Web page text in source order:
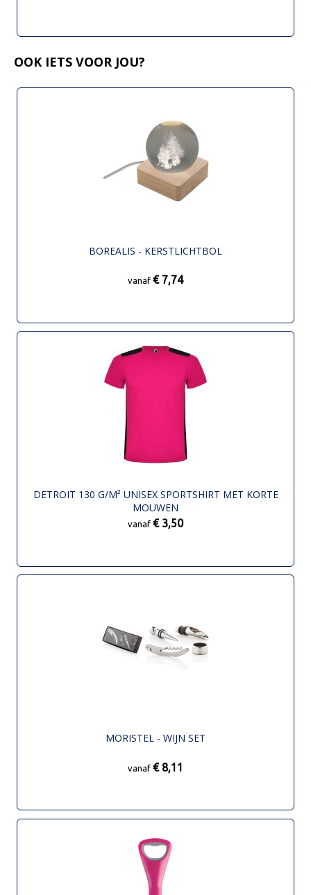
OOK IETS VOOR JOU?
BOREALIS - KERSTLICHTBOL
vanaf € 7,74
DETROIT 130 G/M² UNISEX SPORTSHIRT MET KORTE
MOUWEN
vanaf € 3,50
MORISTEL - WIJN SET
vanaf € 8,11